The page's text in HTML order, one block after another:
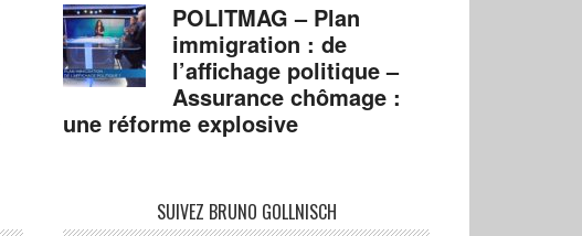
POLITMAG – Plan
immigration : de
l’affichage politique –
Assurance chômage :
une réforme explosive
SUIVEZ BRUNO GOLLNISCH